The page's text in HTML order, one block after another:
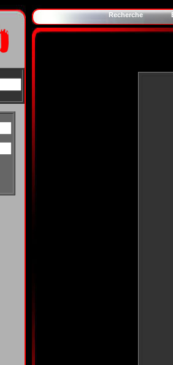
Recherche